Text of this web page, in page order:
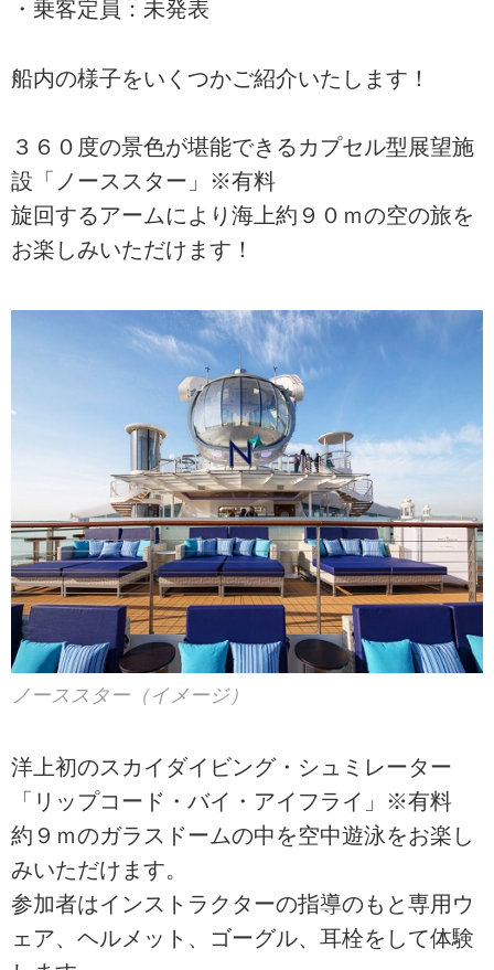
・乗客定員：未発表
船内の様子をいくつかご紹介いたします！
３６０度の景色が堪能できるカプセル型展望施
設「ノーススター」※有料
旋回するアームにより海上約９０ｍの空の旅を
お楽しみいただけます！
ノーススター（イメージ）
洋上初のスカイダイビング・シュミレーター
「リップコード・バイ・アイフライ」※有料
約９ｍのガラスドームの中を空中遊泳をお楽し
みいただけます。
参加者はインストラクターの指導のもと専用ウ
ェア、ヘルメット、ゴーグル、耳栓をして体験